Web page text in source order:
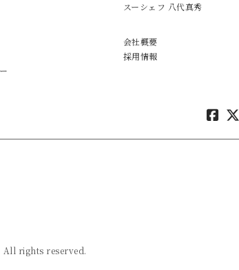
スーシェフ 八代真秀
会社概要
採用情報
All rights reserved.